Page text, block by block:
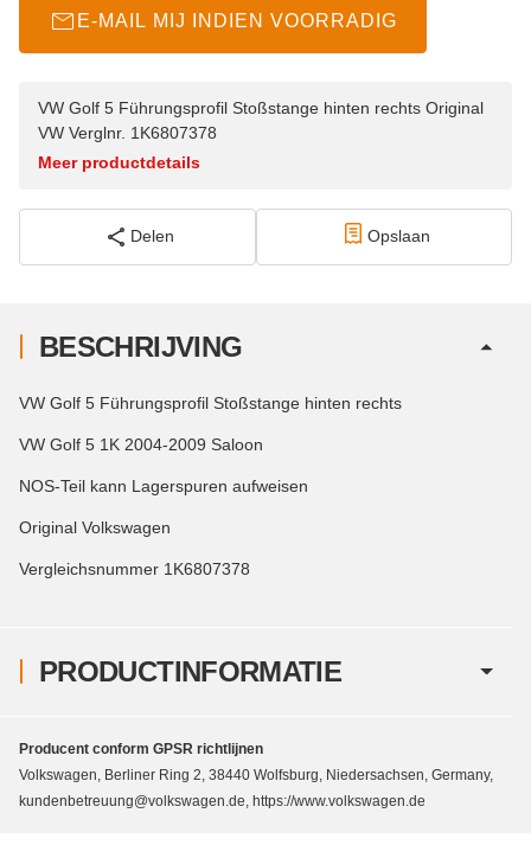
E-MAIL MIJ INDIEN VOORRADIG
VW Golf 5 Führungsprofil Stoßstange hinten rechts Original
VW Verglnr. 1K6807378
Meer productdetails
Delen Opslaan
PRODUCTINFORMATIE
BESCHRIJVING
VW Golf 5 Führungsprofil Stoßstange hinten rechts
VW Golf 5 1K 2004-2009 Saloon
NOS-Teil kann Lagerspuren aufweisen
Original Volkswagen
Vergleichsnummer 1K6807378
Producent conform GPSR richtlijnen
Volkswagen, Berliner Ring 2, 38440 Wolfsburg, Niedersachsen, Germany,
kundenbetreuung@volkswagen.de, https://www.volkswagen.de